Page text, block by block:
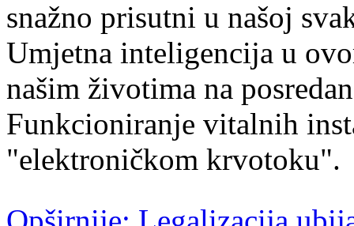
snažno prisutni u našoj
Umjetna inteligencija u
našim životima na
Funkcioniranje vitalnih
"elektroničkom krvotoku".